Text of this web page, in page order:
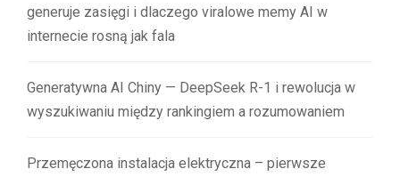
generuje zasięgi i dlaczego viralowe memy AI w
internecie rosną jak fala
Generatywna AI Chiny — DeepSeek R-1 i rewolucja w
wyszukiwaniu między rankingiem a rozumowaniem
Przemęczona instalacja elektryczna – pierwsze